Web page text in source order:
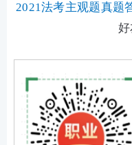
2021法考主观题真题